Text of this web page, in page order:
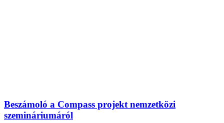
Beszámoló a Compass projekt nemzetközi
szemináriumáról